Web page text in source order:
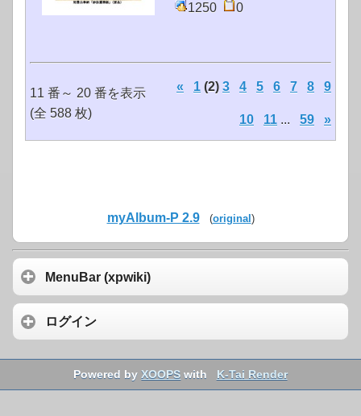
1250
0
11 番～ 20 番を表示
(全 588 枚)
« 1 (2) 3 4 5 6 7 8 9
10 11 ... 59 »
myAlbum-P 2.9 (original )
MenuBar (xpwiki)
ログイン
Powered byXOOPS with K-Tai Render